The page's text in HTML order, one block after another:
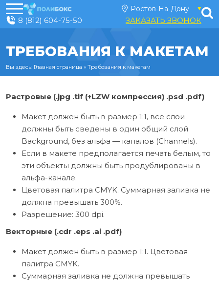
8 (812) 604-75-50 ЗАКАЗАТЬ ЗВОНОК
ТРЕБОВАНИЯ К МАКЕТАМ
Вы здесь: Главная страница » Требования к макетам
Растровые (.jpg .tif (+LZW компрессия) .psd .pdf)
Макет должен быть в размер 1:1, все слои
должны быть сведены в один общий слой
Background, без альфа — каналов (Channels).
Если в макете предполагается печать белым, то
эти объекты должны быть продублированы в
альфа-канале.
Цветовая палитра CMYK. Суммарная заливка не
должна превышать 300%.
Разрешение: 300 dpi.
Векторные (.cdr .eps .ai .pdf)
Макет должен быть в размер 1:1. Цветовая
палитра CMYK.
Суммарная заливка не должна превышать